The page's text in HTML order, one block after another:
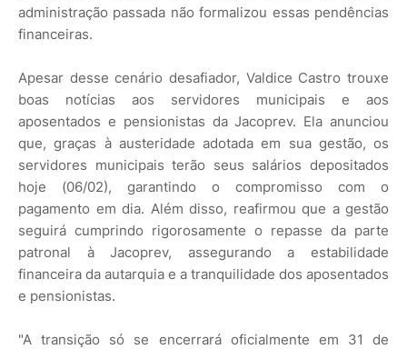
administração passada não formalizou essas pendências
financeiras.
Apesar desse cenário desafiador, Valdice Castro trouxe
boas notícias aos servidores municipais e aos
aposentados e pensionistas da Jacoprev. Ela anunciou
que, graças à austeridade adotada em sua gestão, os
servidores municipais terão seus salários depositados
hoje (06/02), garantindo o compromisso com o
pagamento em dia. Além disso, reafirmou que a gestão
seguirá cumprindo rigorosamente o repasse da parte
patronal à Jacoprev, assegurando a estabilidade
financeira da autarquia e a tranquilidade dos aposentados
e pensionistas.
"A transição só se encerrará oficialmente em 31 de